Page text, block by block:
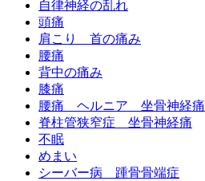
自律神経の乱れ
頭痛
肩こり 首の痛み
腰痛
背中の痛み
膝痛
腰痛 ヘルニア 坐骨神経痛
脊柱管狭窄症 坐骨神経痛
不眠
めまい
シーバー病 踵骨骨端症